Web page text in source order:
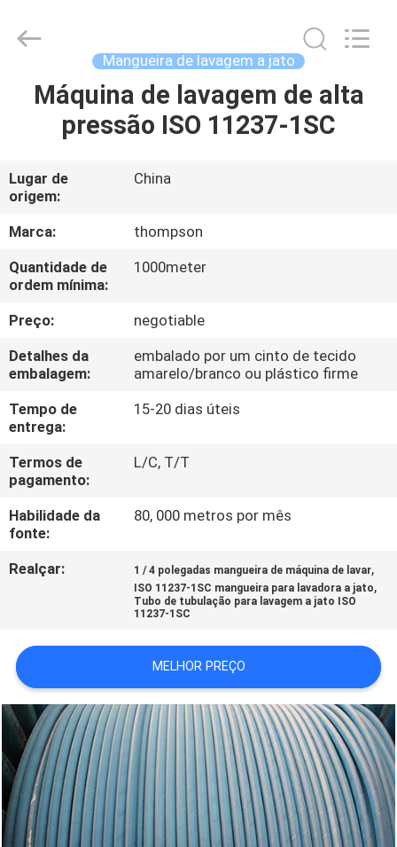
CASA
SOBRE
NÓS
EXCURSÃO
DA
FÁBRICA
CONTROLE
DA
QUALIDADE
CONTACTE-
NOS
UMAS
CITAÇÕES
NOTÍCIA
lavagem
Copyright
Rights
Reserved.
Developed
Mangueira de lavagem a jato
Máquina de lavagem de alta
pressão ISO 11237-1SC
Lugar de
origem:
China
Marca:
thompson
Quantidade de
ordem mínima:
1000meter
Preço:
negotiable
Detalhes da
embalagem:
embalado por um cinto de tecido
amarelo/branco ou plástico firme
Tempo de
entrega:
15-20 dias úteis
Termos de
pagamento:
L/C, T/T
Habilidade da
fonte:
80, 000 metros por mês
Realçar: 1 / 4 polegadas mangueira de máquina de lavar,
ISO 11237-1SC mangueira para lavadora a jato,
Tubo de tubulação para lavagem a jato ISO
11237-1SC
MELHOR PREÇO